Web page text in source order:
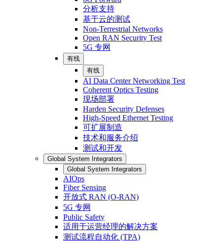
分析支持
基于云的测试
Non-Terrestrial Networks
Open RAN Security Test
5G 专网
有线
有线
AI Data Center Networking Test
Coherent Optics Testing
现场部署
Harden Security Defenses
High-Speed Ethernet Testing
可扩展制造
技术和服务介绍
测试和开发
Global System Integrators
Global System Integrators
AIOps
Fiber Sensing
开放式 RAN (O-RAN)
5G 专网
Public Safety
适用于运营经理的解决方案
测试流程自动化 (TPA)